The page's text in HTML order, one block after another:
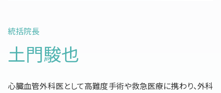
統括院長
土門駿也
心臓血管外科医として高難度手術や救急医療に携わり、外科